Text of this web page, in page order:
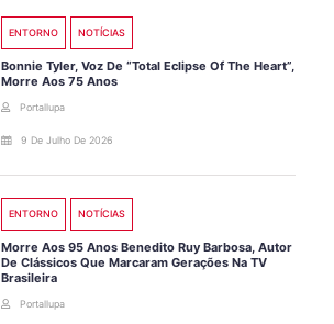
ENTORNO NOTÍCIAS
Bonnie Tyler, Voz De “Total Eclipse Of The Heart”,
Morre Aos 75 Anos
Portallupa
9 De Julho De 2026
ENTORNO NOTÍCIAS
Morre Aos 95 Anos Benedito Ruy Barbosa, Autor
De Clássicos Que Marcaram Gerações Na TV
Brasileira
Portallupa